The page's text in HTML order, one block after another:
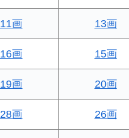
11画 13画
16画 15画
19画 20画
28画 26画